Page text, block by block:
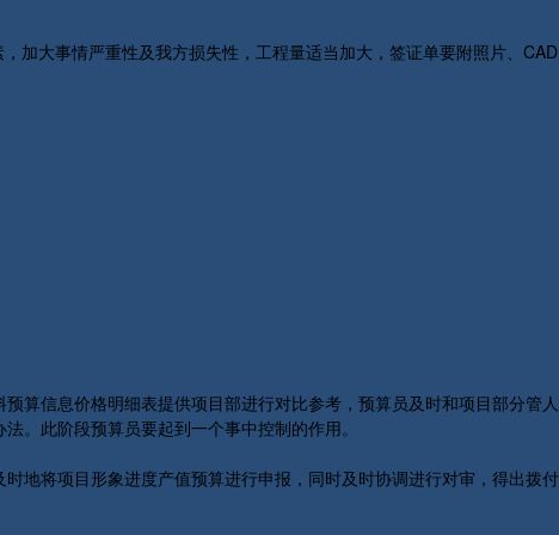
大事情严重性及我方损失性，工程量适当加大，签证单要附照片、CAD
信息价格明细表提供项目部进行对比参考，预算员及时和项目部分管人
。此阶段预算员要起到一个事中控制的作用。
将项目形象进度产值预算进行申报，同时及时协调进行对审，得出拨付